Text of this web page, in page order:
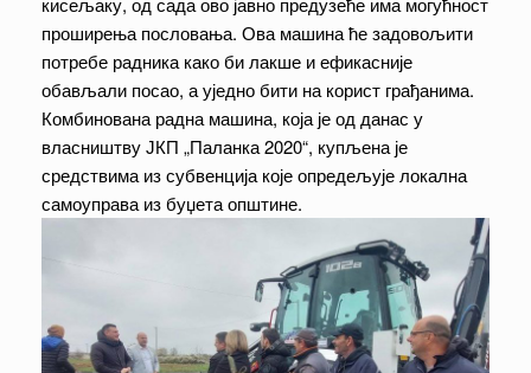
проширења пословања. Ова машина ће задовољити
потребе радника како би лакше и ефикасније
обављали посао, а уједно бити на корист грађанима.
Комбинована радна машина, која је од данас у
власништву ЈКП „Паланка 2020“, купљена је
средствима из субвенција које опредељује локална
самоуправа из буџета општине.